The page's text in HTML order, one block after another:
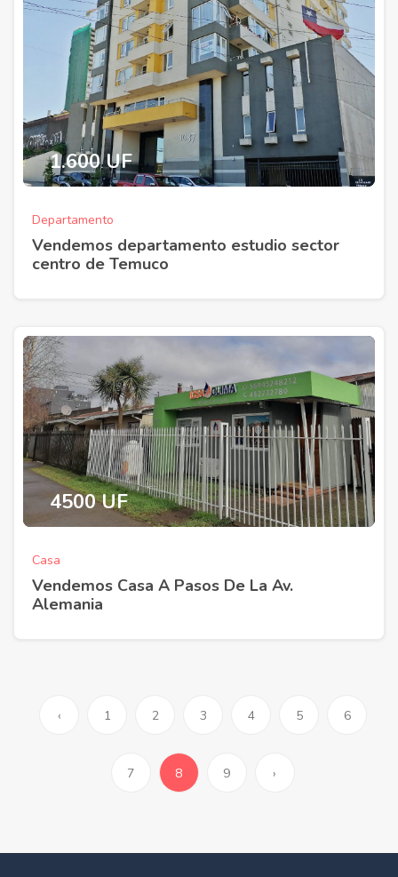
1.600 UF
Departamento
Vendemos departamento estudio sector
centro de Temuco
4500 UF
Casa
Vendemos Casa A Pasos De La Av.
Alemania
‹ 1 2 3 4 5 6
7 8 9 ›